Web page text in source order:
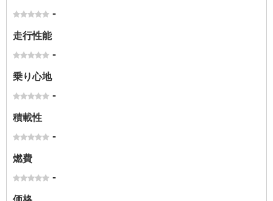
-
走行性能
-
乗り心地
-
積載性
-
燃費
-